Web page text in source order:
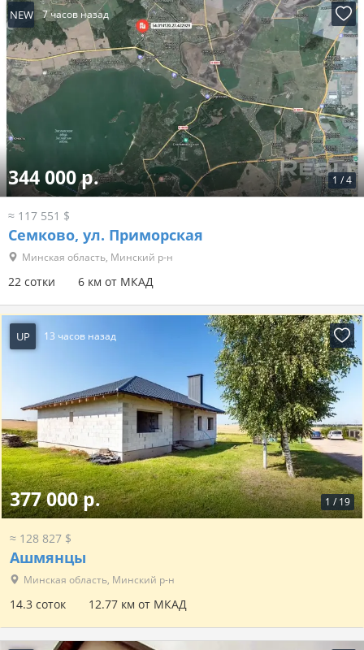
NEW 7 часов назад
1 /4
344 000 р.
≈ 117 551 $
Семково, ул. Приморская
Минская область, Минский р-н
22 сотки 6 км от МКАД
UP 13 часов назад
1 / 19
377 000 р.
≈ 128 827 $
Ашмянцы
Минская область, Минский р-н
14.3 соток 12.77 км от МКАД